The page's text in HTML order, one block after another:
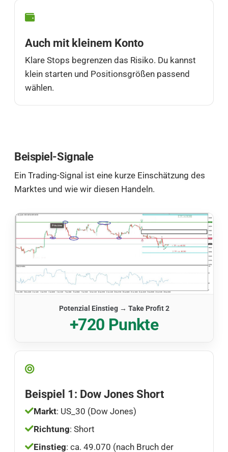
Auch mit kleinem Konto
Klare Stops begrenzen das Risiko. Du kannst
klein starten und Positionsgrößen passend
wählen.
Beispiel-Signale
Ein Trading-Signal ist eine kurze Einschätzung des
Marktes und wie wir diesen Handeln.
Potenzial Einstieg → Take Profit 2
+720 Punkte
Beispiel 1: Dow Jones Short
Markt: US_30 (Dow Jones)
Richtung: Short
Einstieg: ca. 49.070 (nach Bruch der